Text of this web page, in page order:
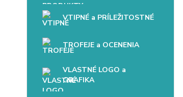
VTIPNÉ a PRÍLEŽITOSTNÉ
TROFEJE a OCENENIA
VLASTNÉ LOGO a
GRAFIKA